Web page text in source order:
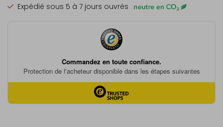
Expédié sous 5 à 7 jours ouvrés